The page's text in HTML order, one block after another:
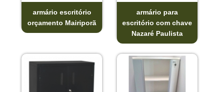
armário escritório
orçamento Mairiporã
armário para
escritório com chave
Nazaré Paulista